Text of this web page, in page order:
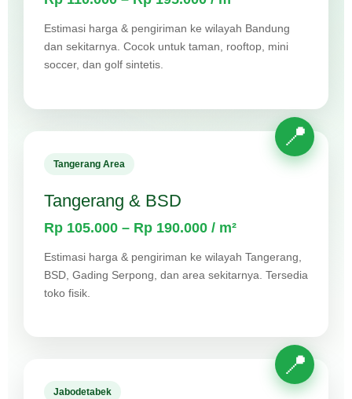
Estimasi harga & pengiriman ke wilayah Bandung
dan sekitarnya. Cocok untuk taman, rooftop, mini
soccer, dan golf sintetis.
Tangerang Area
Tangerang & BSD
Rp 105.000 – Rp 190.000 / m²
Estimasi harga & pengiriman ke wilayah Tangerang,
BSD, Gading Serpong, dan area sekitarnya. Tersedia
toko fisik.
Jabodetabek